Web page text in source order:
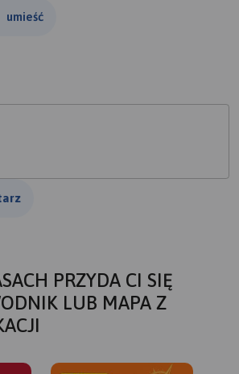
umieść
PRZYDA CI SIĘ
LUB MAPA Z